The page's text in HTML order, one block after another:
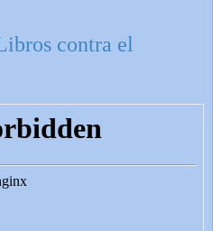
contra el